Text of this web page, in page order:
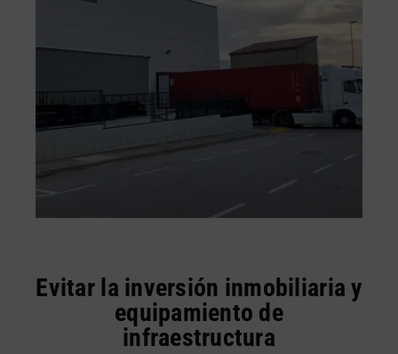
Evitar la inversión inmobiliaria y
equipamiento de
infraestructura